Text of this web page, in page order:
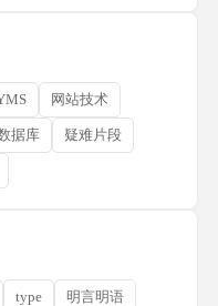
网站技术
据库 疑难片段
type 明言明语